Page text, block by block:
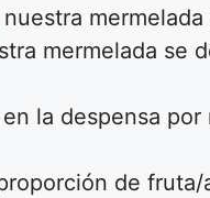
mermelada se
la despensa
de